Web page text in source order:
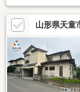
◆鈴川小学校まで徒歩
て世帯にも安心の住
が徒歩6分圏内に揃い
コープすずかわまで
まで徒歩約3分・ツル
市立鈴川小学校まで
10分
山形県天童